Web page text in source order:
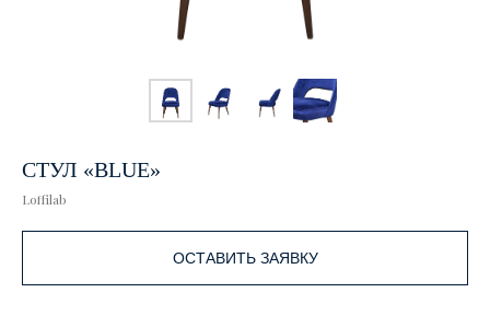
СТУЛ «BLUE»
Loffilab
ОСТАВИТЬ ЗАЯВКУ